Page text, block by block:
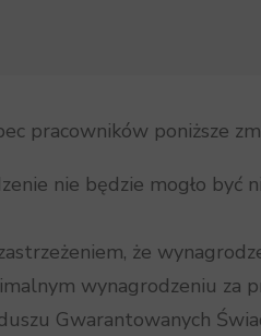
pracowników poniższe
nie będzie mogło być
że
wynagrodzeniu za
Gwarantowanych